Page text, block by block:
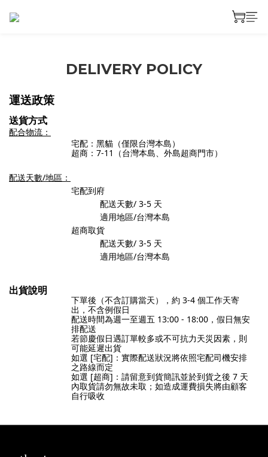
DELIVERY POLICY
運送政策
送貨方式
配合物流：
宅配：黑貓 （僅限台灣本島）
超商：7-11（台灣本島、外島超商門市）
配送天數/地區：
宅配到府
配送天數/ 3-5 天
適用地區/台灣本島
超商取貨
配送天數/ 3-5 天
適用地區/台灣本島
出貨說明
下單後（不含訂購當天），約 3-4 個工作天寄
出，不含例假日
配送時間為週一至週五 13:00 - 18:00，假日無安
排配送
若節慶假日遇訂單較多或不可抗力天災因素，則
可能延遲出貨
如選 [宅配]：實際配送狀況將依照宅配司機安排
之路線而定
如選 [超商]：請留意到貨簡訊並於到貨之後 7 天
內取貨請勿無故未取；如造成運費損失將由顧客
自行吸收